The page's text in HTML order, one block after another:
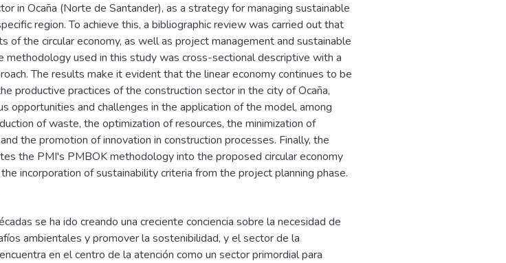
in Ocaña (Norte de Santander), as a strategy for managing sustainable
region. To achieve this, a bibliographic review was carried out that
of the circular economy, as well as project management and sustainable
methodology used in this study was cross-sectional descriptive with a
The results make it evident that the linear economy continues to be
productive practices of the construction sector in the city of Ocaña,
opportunities and challenges in the application of the model, among
of waste, the optimization of resources, the minimization of
the promotion of innovation in construction processes. Finally, the
the PMI's PMBOK methodology into the proposed circular economy
incorporation of sustainability criteria from the project planning phase.
se ha ido creando una creciente conciencia sobre la necesidad de
ambientales y promover la sostenibilidad, y el sector de la
en el centro de la atención como un sector primordial para